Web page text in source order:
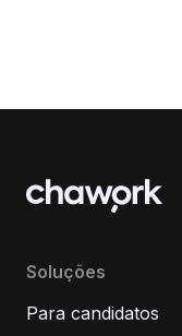
Soluções
Para candidatos